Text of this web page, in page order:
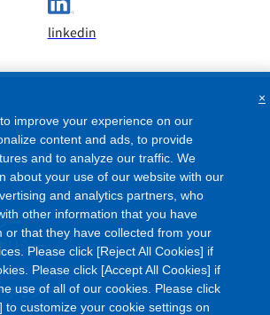
linkedin
ー
リシー
ポリシー
improve your experience on our
content and ads, to provide
and to analyze our traffic. We
about your use of our website with our
and analytics partners, who
other information that you have
or that they have collected from your
Please click [Reject All Cookies] if
Please click [Accept All Cookies] if
use of all of our cookies. Please click
to customize your cookie settings on
×